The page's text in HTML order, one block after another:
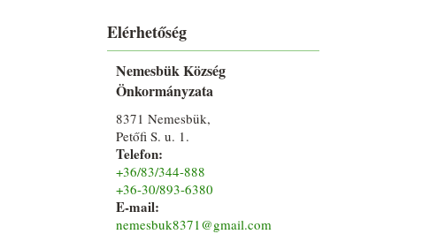
Elérhetőség
Nemesbük Község
Önkormányzata
8371 Nemesbük,
Petőfi S. u. 1.
Telefon:
+36/83/344-888
+36-30/893-6380
E-mail:
nemesbuk8371@gmail.com